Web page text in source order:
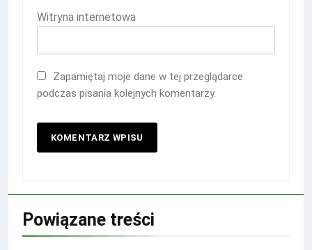
Witryna internetowa
Zapamiętaj moje dane w tej przeglądarce
podczas pisania kolejnych komentarzy.
Powiązane treści